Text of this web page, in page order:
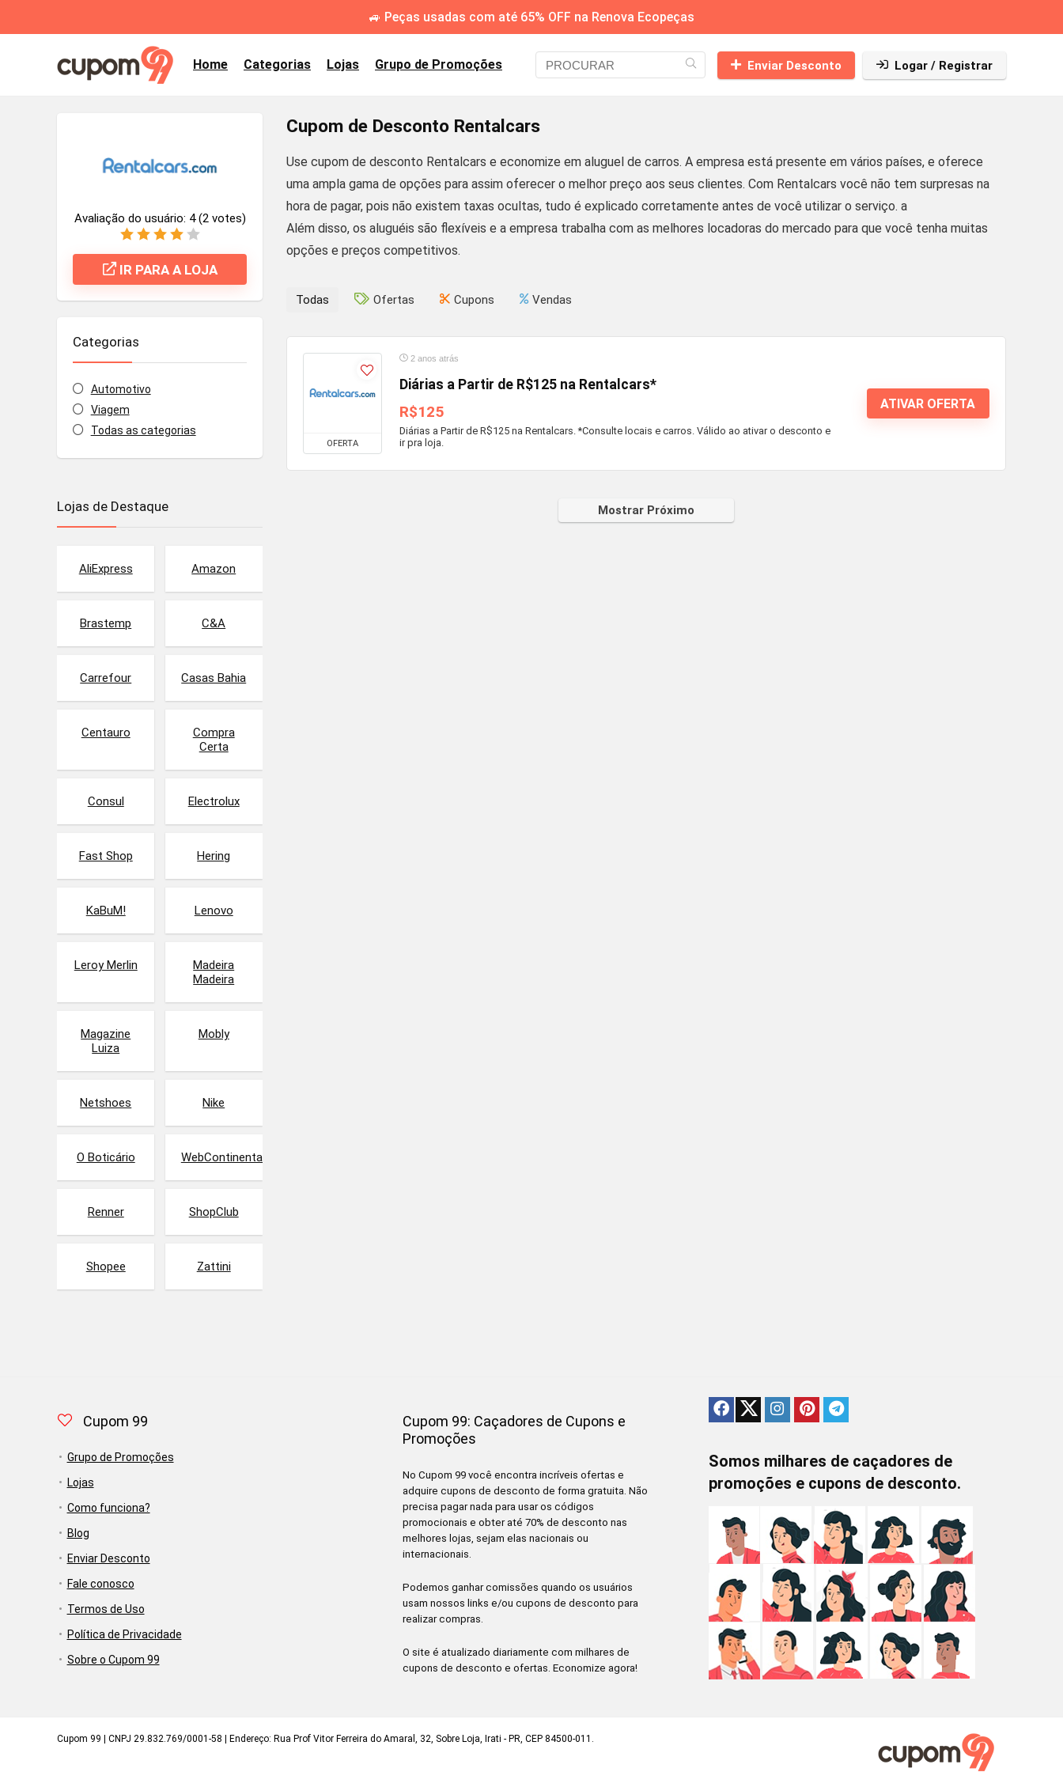
🚙 Peças usadas com até 65% OFF na Renova Ecopeças
Home Categorias Lojas Grupo de Promoções Enviar Desconto Logar / Registrar
Cupom de Desconto Rentalcars
Use cupom de desconto Rentalcars e economize em aluguel de carros. A empresa está presente em vários países, e oferece
uma ampla gama de opções para assim oferecer o melhor preço aos seus clientes. Com Rentalcars você não tem surpresas na
hora de pagar, pois não existem taxas ocultas, tudo é explicado corretamente antes de você utilizar o serviço. a
Além disso, os aluguéis são flexíveis e a empresa trabalha com as melhores locadoras do mercado para que você tenha muitas
opções e preços competitivos.
Avaliação do usuário: 4 (2votes)
IR PARA A LOJA
Categorias
Automotivo
Viagem
Todas as categorias
Todas Ofertas Cupons Vendas
OFERTA
2 anos atrás
Diárias a Partir de R$125 na Rentalcars*
R$125
Diárias a Partir de R$125 na Rentalcars. *Consulte locais e carros. Válido ao ativar o desconto e
ir pra loja.
ATIVAR OFERTA
Mostrar Próximo
Lojas de Destaque
AliExpress Amazon
Brastemp C&A
Carrefour Casas Bahia
Centauro
Compra
Certa
Consul Electrolux
Fast Shop Hering
KaBuM! Lenovo
Leroy Merlin
Madeira
Madeira
Magazine
Luiza
Mobly
Netshoes Nike
O Boticário WebContinental
Renner ShopClub
Shopee Zattini
Cupom 99
Grupo de Promoções
Lojas
Como funciona?
Blog
Enviar Desconto
Fale conosco
Termos de Uso
Política de Privacidade
Sobre o Cupom 99
Cupom 99: Caçadores de Cupons e
Promoções
No Cupom 99 você encontra incríveis ofertas e
adquire cupons de desconto de forma gratuita. Não
precisa pagar nada para usar os códigos
promocionais e obter até 70% de desconto nas
melhores lojas, sejam elas nacionais ou
internacionais.
Podemos ganhar comissões quando os usuários
usam nossos links e/ou cupons de desconto para
realizar compras.
O site é atualizado diariamente com milhares de
cupons de desconto e ofertas. Economize agora!
Somos milhares de caçadores de
promoções e cupons de desconto.
Cupom 99 | CNPJ 29.832.769/0001-58 | Endereço: Rua Prof Vitor Ferreira do Amaral, 32, Sobre Loja, Irati - PR, CEP 84500-011.